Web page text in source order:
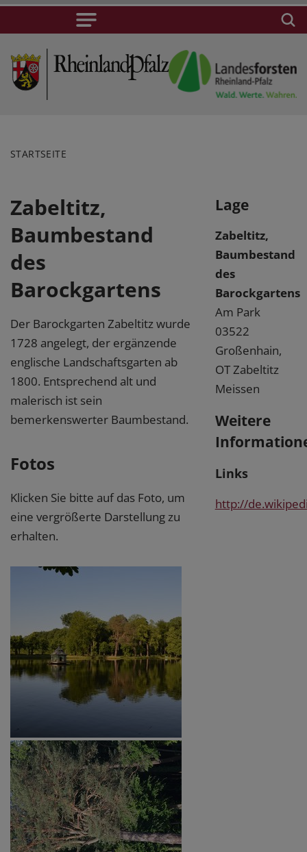
STARTSEITE
Zabeltitz,
Baumbestand
des
Barockgartens
Der Barockgarten Zabeltitz wurde
1728 angelegt, der ergänzende
englische Landschaftsgarten ab
1800. Entsprechend alt und
malerisch ist sein
bemerkenswerter Baumbestand.
Fotos
Klicken Sie bitte auf das Foto, um
eine vergrößerte Darstellung zu
erhalten.
Lage
Zabeltitz,
Baumbestand
des
Barockgartens
Am Park
03522
Großenhain,
OT Zabeltitz
Meissen
Weitere
Links
http://